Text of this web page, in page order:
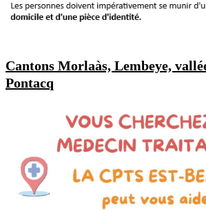
Cantons Morlaàs, Lembeye,
Pontacq